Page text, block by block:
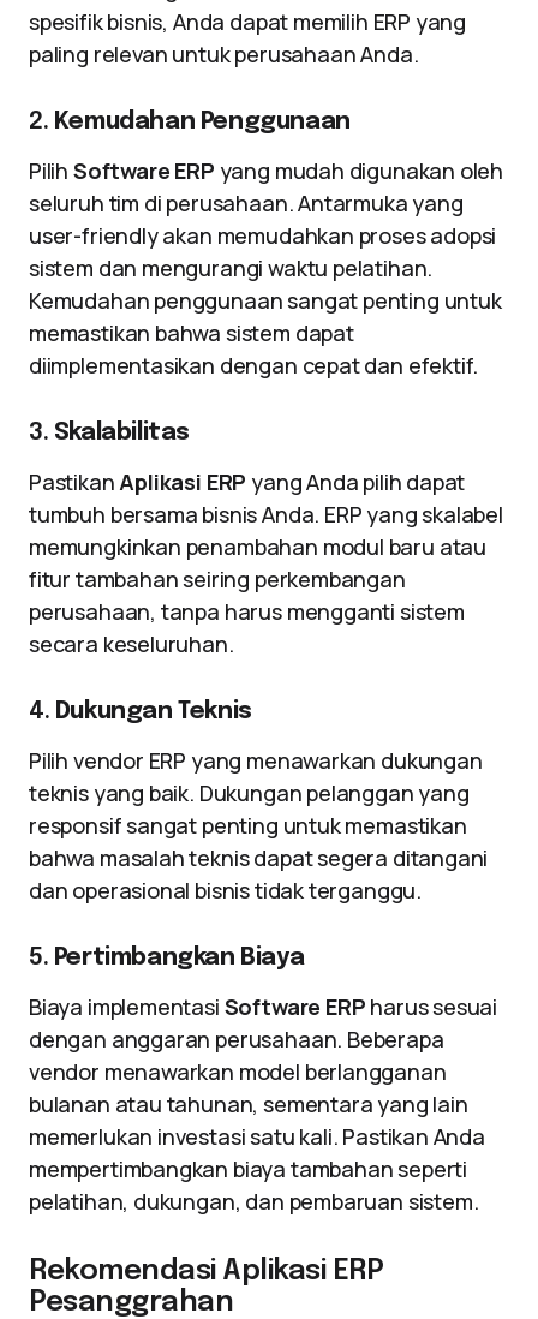
spesifik bisnis, Anda dapat memilih ERP yang
paling relevan untuk perusahaan Anda.
2. Kemudahan Penggunaan
Pilih Software ERP yang mudah digunakan oleh
seluruh tim di perusahaan. Antarmuka yang
user-friendly akan memudahkan proses adopsi
sistem dan mengurangi waktu pelatihan.
Kemudahan penggunaan sangat penting untuk
memastikan bahwa sistem dapat
diimplementasikan dengan cepat dan efektif.
3. Skalabilitas
PastikanAplikasi ERP yang Anda pilih dapat
tumbuh bersama bisnis Anda. ERP yang skalabel
memungkinkan penambahan modul baru atau
fitur tambahan seiring perkembangan
perusahaan, tanpa harus mengganti sistem
secara keseluruhan.
4. Dukungan Teknis
Pilih vendor ERP yang menawarkan dukungan
teknis yang baik. Dukungan pelanggan yang
responsif sangat penting untuk memastikan
bahwa masalah teknis dapat segera ditangani
dan operasional bisnis tidak terganggu.
5. Pertimbangkan Biaya
Biaya implementasi Software ERP harus sesuai
dengan anggaran perusahaan. Beberapa
vendor menawarkan model berlangganan
bulanan atau tahunan, sementara yang lain
memerlukan investasi satu kali. Pastikan Anda
mempertimbangkan biaya tambahan seperti
pelatihan, dukungan, dan pembaruan sistem.
Rekomendasi Aplikasi ERP
Pesanggrahan